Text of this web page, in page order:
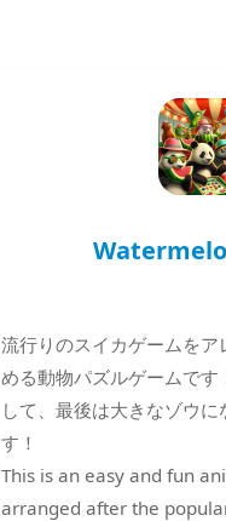
流行りのスイカゲームをア
める動物パズルゲームで
して、最後は大きなゾウ
す！
This is an easy and fun
arranged after the